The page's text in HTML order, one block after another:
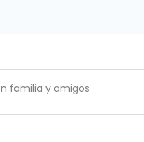
familia y amigos